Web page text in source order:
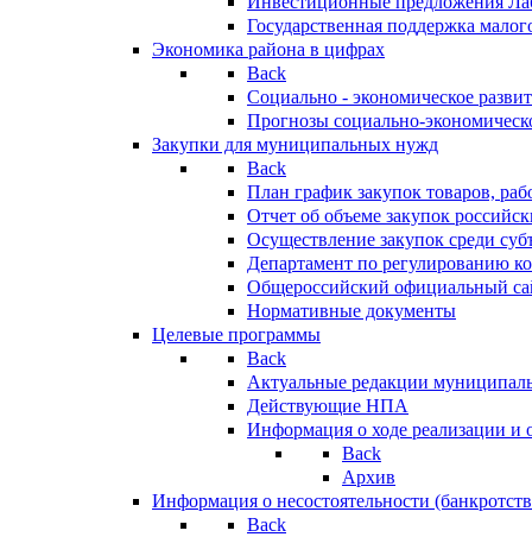
Государственная поддержка
Экономика района в цифрах
Back
Социально - экономическое
Прогнозы социально-
Закупки для муниципальных нужд
Back
План график закупок товаров,
Отчет об объеме закупок
Осуществление закупок среди
Департамент по регулированию
Общероссийский официальный
Нормативные документы
Целевые программы
Back
Актуальные редакции
Действующие НПА
Информация о ходе реализации
Back
Архив
Информация о несостоятельности
Back